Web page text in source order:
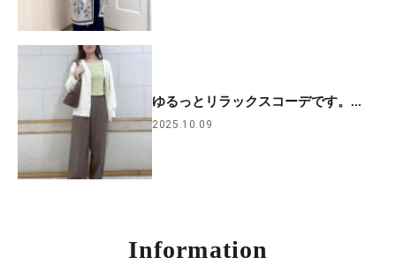
ゆるっとリラックスコーデです。...
2025.10.09
Information